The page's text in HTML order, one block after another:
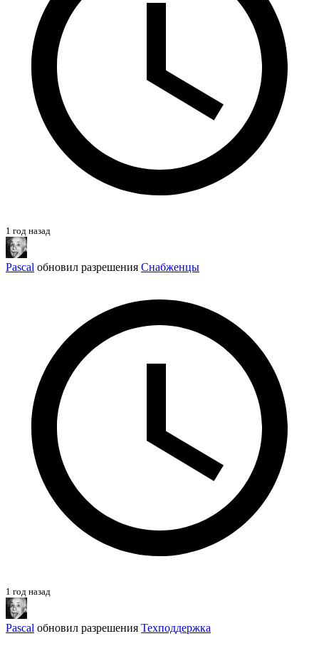
1 год назад
Pascal обновил разрешения Снабженцы
1 год назад
Pascal обновил разрешения Техподдержка